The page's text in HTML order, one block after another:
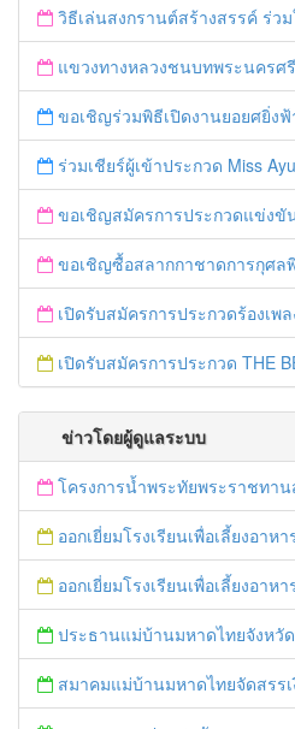
วิธีเล่นสงกรานต์สร้างสรรค์ ร่ว
แขวงทางหลวงชนบทพระนครศรีอยุธยา "ร่วมรณรงค์ ขับช้า เปิดไฟหน้า คาด
ขอเชิญร่วมพิธีเปิดงานยอยศยิ่งฟ้า
ร่วมเชียร์ผู้เข้าประกวด Miss Ayutthaya ใน
ขอเชิญสมัครการประกวดแข่งขันวงดนตรี
ขอเชิญซื้อสลากกาชาดการกุศลพิเศษจังหวัดพร
เปิดรับสมัครการประกวดร้องเพลงกำ
เปิดรับสมัครการประกวด THE BEST TO
ข่าวโดยผู้ดูแลระบบ
โครงการน้ำพระทัยพระราชทานส่วนภูมิภาค สภาสังคมสงเคราะห์แห่งประเทศไทย
ออกเยี่ยมโรงเรียนเพื่อเลี้ยงอาหารกลางวันนักเรียนโรงเรียนที่อยู่ห่างไกลในพื้นที่ จ.พร
ออกเยี่ยมโรงเรียนเพื่อเลี้ยงอาหารกลางวันนักเรียนโรงเรียนที่อยู่ห่างไกลในพื้นที่ จ.พ
ประธานแม่บ้านมหาดไทยจังหวัดพระนครศรีอยุธยา และคณะฯ ออกเยี่ยมเยาวชนที่ได้รับทุนจา
สมาคมแม่บ้านมหาดไทยจัดสรรเงินรายได้ของสมาคมฯมอบทุ